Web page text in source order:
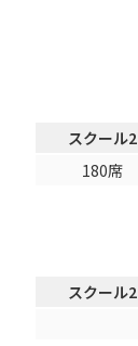
スクール2
180席
スクール2